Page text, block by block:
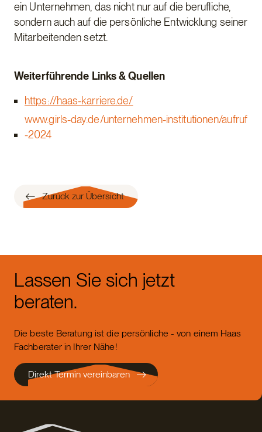
ein Unternehmen, das nicht nur auf die berufliche,
sondern auch auf die persönliche Entwicklung seiner
Mitarbeitenden setzt.
Weiterführende Links & Quellen
https://haas-karriere.de/
www.girls-day.de/unternehmen-institutionen/aufruf
-2024
Zurück zur Übersicht
Lassen Sie sich jetzt
beraten.
Die beste Beratung ist die persönliche - von einem Haas
Fachberater in Ihrer Nähe!
Direkt Termin vereinbaren